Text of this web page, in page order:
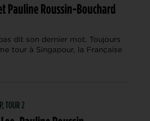
Pauline Roussin-Bouchard
dit son dernier mot. Toujours
tour à Singapour, la Française
TOUR 2